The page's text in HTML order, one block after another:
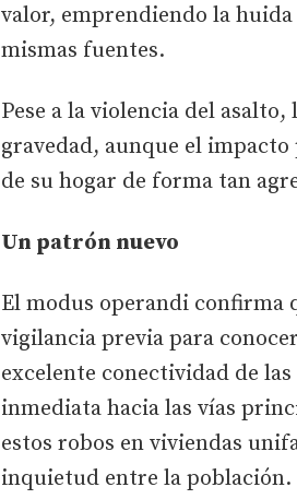
valor, emprendiendo la
mismas fuentes.
Pese a la violencia del
gravedad, aunque el
de su hogar de forma tan
Un patrón nuevo
El modus operandi confirma
vigilancia previa para
excelente conectividad de
inmediata hacia las vías
estos robos en viviendas
inquietud entre la población.